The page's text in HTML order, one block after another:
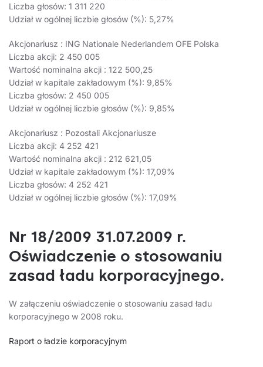
Liczba głosów: 1 311 220
Udział w ogólnej liczbie głosów (%): 5,27%
Akcjonariusz : ING Nationale Nederlandem OFE Polska
Liczba akcji: 2 450 005
Wartość nominalna akcji : 122 500,25
Udział w kapitale zakładowym (%): 9,85%
Liczba głosów: 2 450 005
Udział w ogólnej liczbie głosów (%): 9,85%
Akcjonariusz : Pozostali Akcjonariusze
Liczba akcji: 4 252 421
Wartość nominalna akcji : 212 621,05
Udział w kapitale zakładowym (%): 17,09%
Liczba głosów: 4 252 421
Udział w ogólnej liczbie głosów (%): 17,09%
Nr 18/2009 31.07.2009 r.
Oświadczenie o stosowaniu
zasad ładu korporacyjnego.
W załączeniu oświadczenie o stosowaniu zasad ładu
korporacyjnego w 2008 roku.
Raport o ładzie korporacyjnym